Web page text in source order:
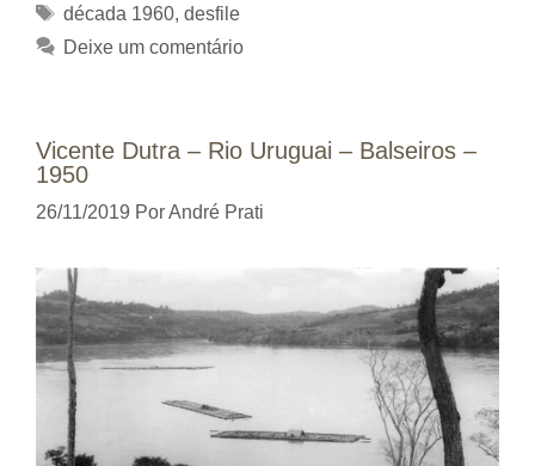
Tags
década 1960, desfile
Deixe um comentário
Vicente Dutra – Rio Uruguai – Balseiros –
1950
26/11/2019 PorAndré Prati